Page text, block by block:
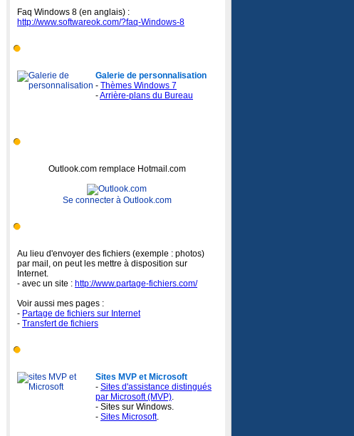
Faq Windows 8 (en anglais) :
http://www.softwareok.com/?faq-Windows-8
Galerie de personnalisation
- Thèmes Windows 7​
-Arrière-plans du Bureau​
Outlook.com remplace Hotmail.com
Se connecter à Outlook.com
Au lieu d'envoyer des fichiers (exemple : photos)
par mail, on peut les mettre à disposition sur
Internet.
- avec un site : http://www.partage-fichiers.com/
Voir aussi mes pages :
- Partage de fichiers sur Internet
- Transfert de fichiers
Sites MVP et Microsoft
- Sites d'assistance distingués
par Microsoft (MVP).
- Sites sur Windows.
- Sites Microsoft.